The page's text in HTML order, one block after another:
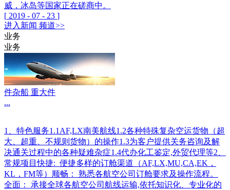
威，冰岛等国家正在磋商中。
[ 2019 - 07 - 23 ]
进入 新闻 频道>>
业务
业务
件杂船 重大件
...
1、特色服务1.1AF,LX南美航线1.2各种特殊复杂空运货物（超
大、超重、不规则货物）的操作1.3为客户提供关务咨询及解
决通关过程中的各种疑难杂症1.4代办化工鉴定,外贸代理等2、
常规项目快捷: 便捷多样的订舱渠道（AF,LX,MU,CA,EK，
KL，FM等）顺畅： 熟悉各航空公司订舱要求及操作流程。
全面： 承接全球各航空公司航线运输,依托知识化、专业化的